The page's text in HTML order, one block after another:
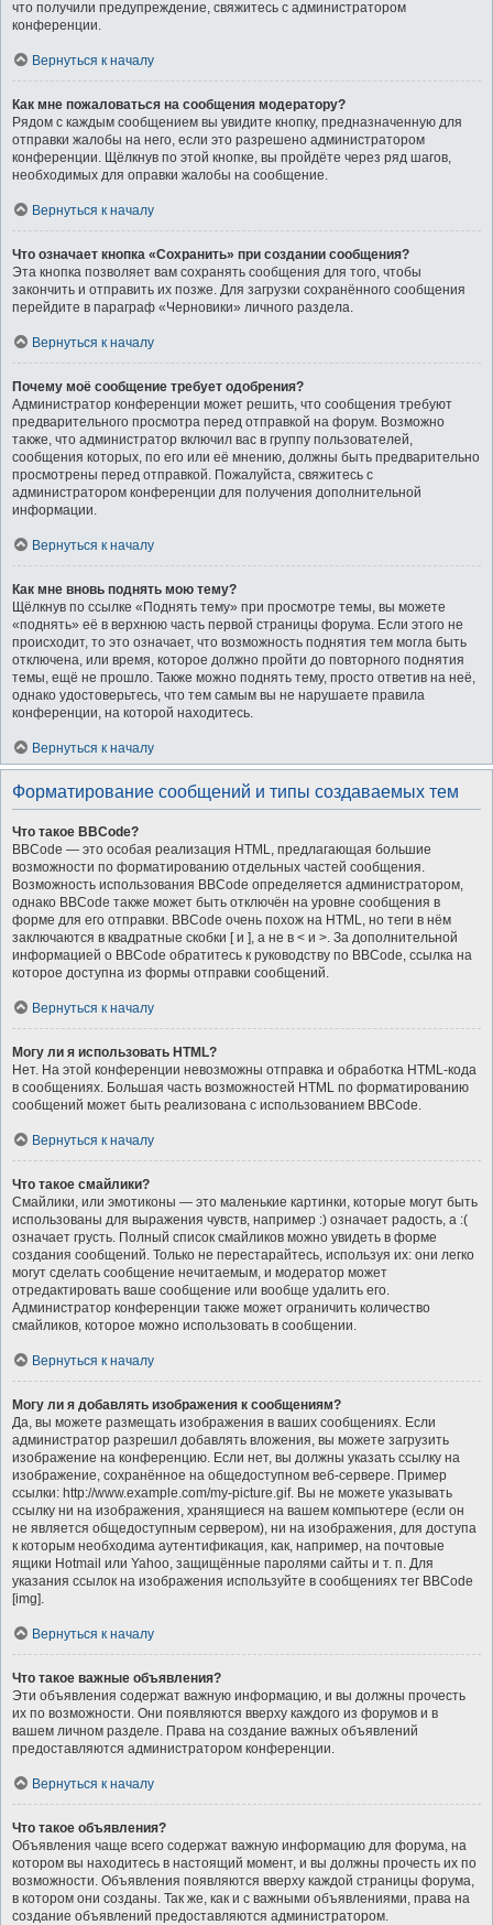
что получили предупреждение, свяжитесь с администратором
конференции.
Вернуться к началу
Как мне пожаловаться на сообщения модератору?
Рядом с каждым сообщением вы увидите кнопку, предназначенную для
отправки жалобы на него, если это разрешено администратором
конференции. Щёлкнув по этой кнопке, вы пройдёте через ряд шагов,
необходимых для оправки жалобы на сообщение.
Вернуться к началу
Что означает кнопка «Сохранить» при создании сообщения?
Эта кнопка позволяет вам сохранять сообщения для того, чтобы
закончить и отправить их позже. Для загрузки сохранённого сообщения
перейдите в параграф «Черновики» личного раздела.
Вернуться к началу
Почему моё сообщение требует одобрения?
Администратор конференции может решить, что сообщения требуют
предварительного просмотра перед отправкой на форум. Возможно
также, что администратор включил вас в группу пользователей,
сообщения которых, по его или её мнению, должны быть предварительно
просмотрены перед отправкой. Пожалуйста, свяжитесь с
администратором конференции для получения дополнительной
информации.
Вернуться к началу
Как мне вновь поднять мою тему?
Щёлкнув по ссылке «Поднять тему» при просмотре темы, вы можете
«поднять» её в верхнюю часть первой страницы форума. Если этого не
происходит, то это означает, что возможность поднятия тем могла быть
отключена, или время, которое должно пройти до повторного поднятия
темы, ещё не прошло. Также можно поднять тему, просто ответив на неё,
однако удостоверьтесь, что тем самым вы не нарушаете правила
конференции, на которой находитесь.
Вернуться к началу
Форматирование сообщений и типы создаваемых тем
Что такое BBCode?
BBCode — это особая реализация HTML, предлагающая большие
возможности по форматированию отдельных частей сообщения.
Возможность использования BBCode определяется администратором,
однако BBCode также может быть отключён на уровне сообщения в
форме для его отправки. BBCode очень похож на HTML, но теги в нём
заключаются в квадратные скобки [ и ], а не в < и >. За дополнительной
информацией о BBCode обратитесь к руководству по BBCode, ссылка на
которое доступна из формы отправки сообщений.
Вернуться к началу
Могу ли я использовать HTML?
Нет. На этой конференции невозможны отправка и обработка HTML-кода
в сообщениях. Большая часть возможностей HTML по форматированию
сообщений может быть реализована с использованием BBCode.
Вернуться к началу
Что такое смайлики?
Смайлики, или эмотиконы — это маленькие картинки, которые могут быть
использованы для выражения чувств, например :) означает радость, а :(
означает грусть. Полный список смайликов можно увидеть в форме
создания сообщений. Только не перестарайтесь, используя их: они легко
могут сделать сообщение нечитаемым, и модератор может
отредактировать ваше сообщение или вообще удалить его.
Администратор конференции также может ограничить количество
смайликов, которое можно использовать в сообщении.
Вернуться к началу
Могу ли я добавлять изображения к сообщениям?
Да, вы можете размещать изображения в ваших сообщениях. Если
администратор разрешил добавлять вложения, вы можете загрузить
изображение на конференцию. Если нет, вы должны указать ссылку на
изображение, сохранённое на общедоступном веб-сервере. Пример
ссылки: http://www.example.com/my-picture.gif. Вы не можете указывать
ссылку ни на изображения, хранящиеся на вашем компьютере (если он
не является общедоступным сервером), ни на изображения, для доступа
к которым необходима аутентификация, как, например, на почтовые
ящики Hotmail или Yahoo, защищённые паролями сайты и т. п. Для
указания ссылок на изображения используйте в сообщениях тег BBCode
[img].
Вернуться к началу
Что такое важные объявления?
Эти объявления содержат важную информацию, и вы должны прочесть
их по возможности. Они появляются вверху каждого из форумов и в
вашем личном разделе. Права на создание важных объявлений
предоставляются администратором конференции.
Вернуться к началу
Что такое объявления?
Объявления чаще всего содержат важную информацию для форума, на
котором вы находитесь в настоящий момент, и вы должны прочесть их по
возможности. Объявления появляются вверху каждой страницы форума,
в котором они созданы. Так же, как и с важными объявлениями, права на
создание объявлений предоставляются администратором.